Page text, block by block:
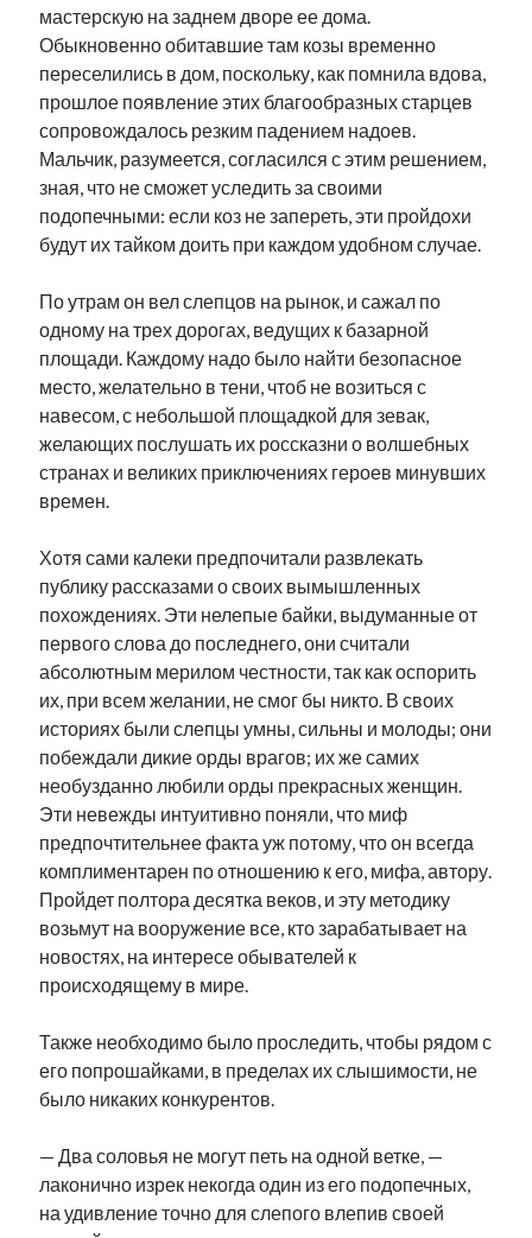
мастерскую на заднем дворе ее дома.
Обыкновенно обитавшие там козы временно
переселились в дом, поскольку, как помнила вдова,
прошлое появление этих благообразных старцев
сопровождалось резким падением надоев.
Мальчик, разумеется, согласился с этим решением,
зная, что не сможет уследить за своими
подопечными: если коз не запереть, эти пройдохи
будут их тайком доить при каждом удобном случае.
По утрам он вел слепцов на рынок, и сажал по
одному на трех дорогах, ведущих к базарной
площади. Каждому надо было найти безопасное
место, желательно в тени, чтоб не возиться с
навесом, с небольшой площадкой для зевак,
желающих послушать их россказни о волшебных
странах и великих приключениях героев минувших
времен.
Хотя сами калеки предпочитали развлекать
публику рассказами о своих вымышленных
похождениях. Эти нелепые байки, выдуманные от
первого слова до последнего, они считали
абсолютным мерилом честности, так как оспорить
их, при всем желании, не смог бы никто. В своих
историях были слепцы умны, сильны и молоды; они
побеждали дикие орды врагов; их же самих
необузданно любили орды прекрасных женщин.
Эти невежды интуитивно поняли, что миф
предпочтительнее факта уж потому, что он всегда
комплиментарен по отношению к его, мифа, автору.
Пройдет полтора десятка веков, и эту методику
возьмут на вооружение все, кто зарабатывает на
новостях, на интересе обывателей к
происходящему в мире.
Также необходимо было проследить, чтобы рядом с
его попрошайками, в пределах их слышимости, не
было никаких конкурентов.
— Два соловья не могут петь на одной ветке, —
лаконично изрек некогда один из его подопечных,
на удивление точно для слепого влепив своей